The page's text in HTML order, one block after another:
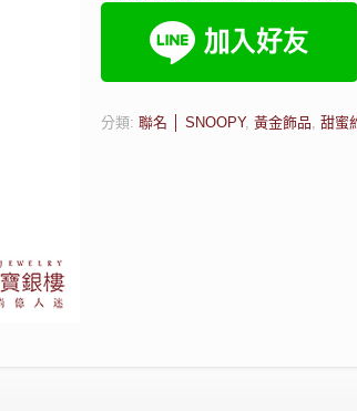
分類: 聯名 │ SNOOPY, 黃金飾品, 甜蜜